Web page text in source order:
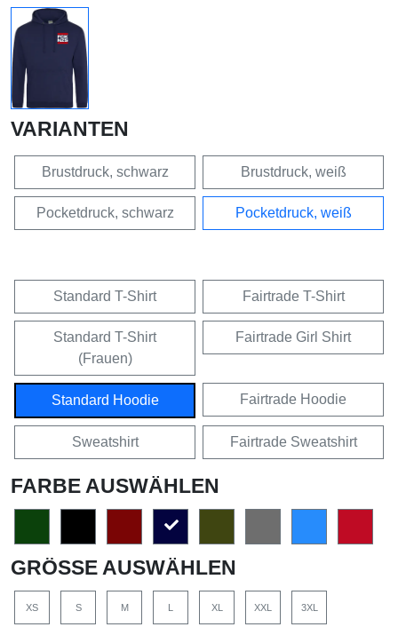
VARIANTEN
Brustdruck, schwarz Brustdruck, weiß
Pocketdruck, schwarz Pocketdruck, weiß
Standard T-Shirt Fairtrade T-Shirt
Standard T-Shirt
(Frauen)
Fairtrade Girl Shirt
Standard Hoodie Fairtrade Hoodie
Sweatshirt Fairtrade Sweatshirt
FARBE AUSWÄHLEN
GRÖSSE AUSWÄHLEN
XS S M L XL XXL 3XL